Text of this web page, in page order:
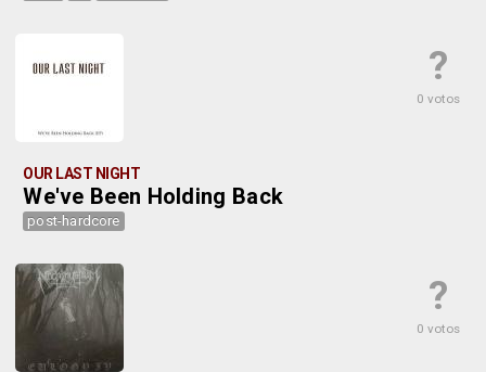
?
0 votos
OUR LAST NIGHT
We've Been Holding Back
post-hardcore
?
0 votos